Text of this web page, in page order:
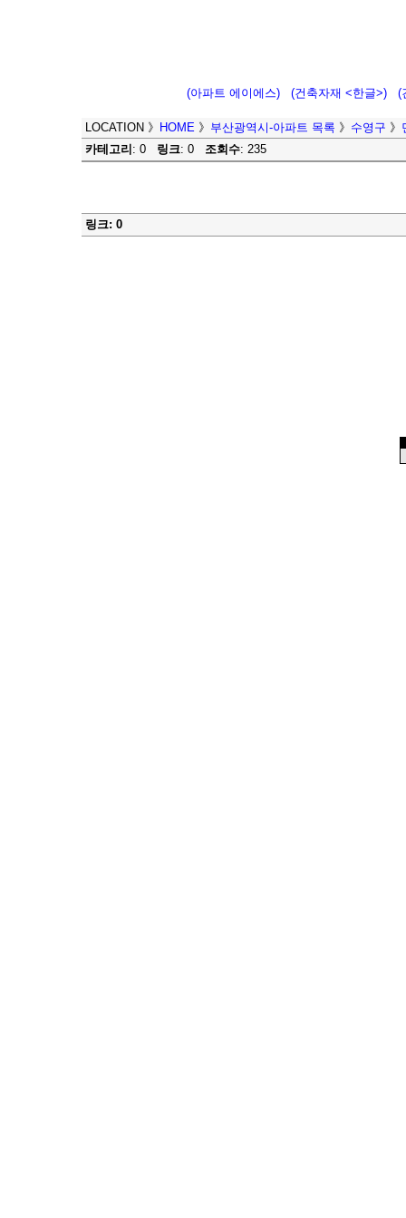
(아파트 에이에스) (건축자재 <한글>) (
LOCATION 》 HOME 》 부산광역시-아파트 목록 》 수영구 》
카테고리 : 0 링크: 0 조회수: 235
링크: 0